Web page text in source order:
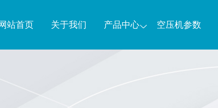
网站首页 关于我们 产品中心 空压机参数